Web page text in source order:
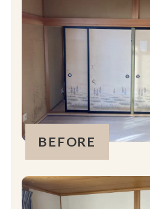
BEFORE